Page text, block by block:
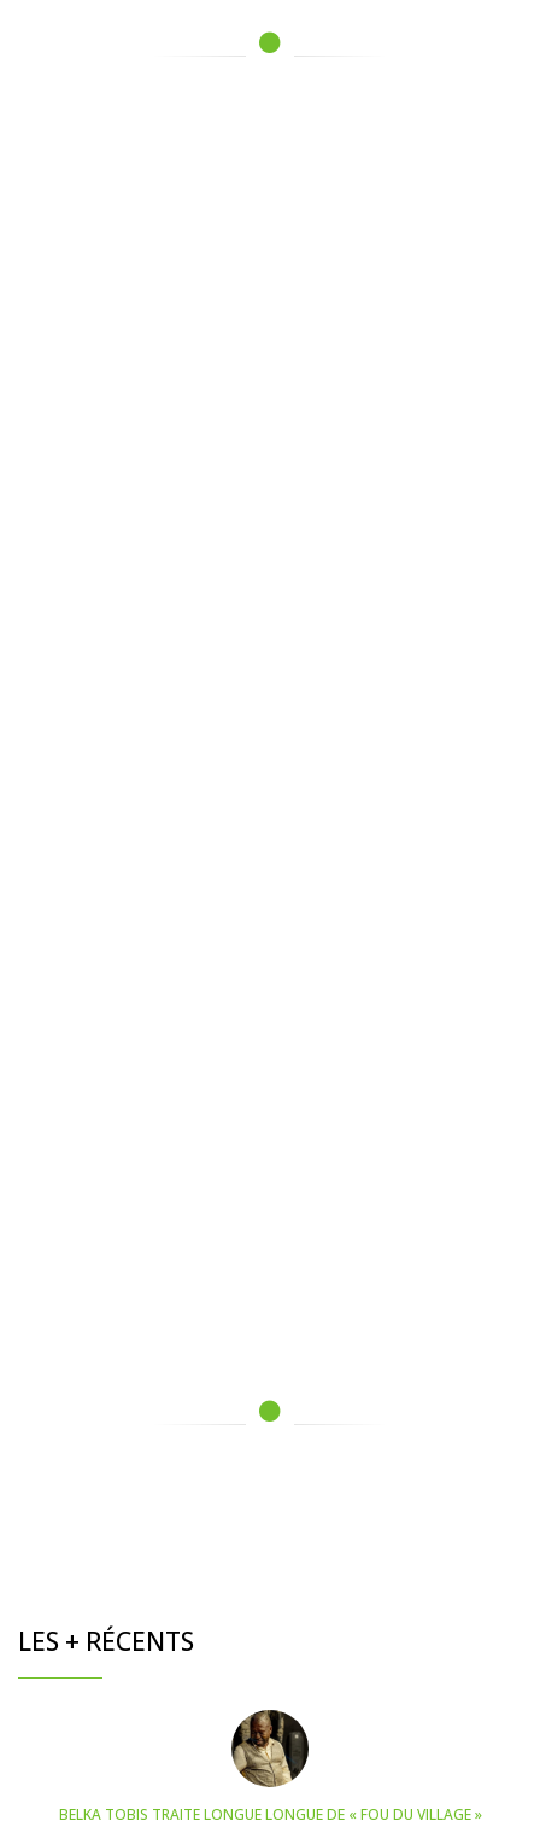
LES + RÉCENTS
BELKA TOBIS TRAITE LONGUE LONGUE DE « FOU DU VILLAGE »